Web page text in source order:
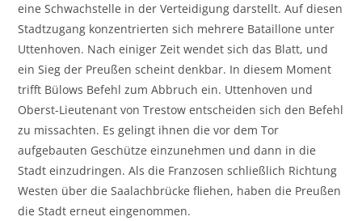
eine Schwachstelle in der Verteidigung darstellt. Auf diesen
Stadtzugang konzentrierten sich mehrere Bataillone unter
Uttenhoven. Nach einiger Zeit wendet sich das Blatt, und
ein Sieg der Preußen scheint denkbar. In diesem Moment
trifft Bülows Befehl zum Abbruch ein. Uttenhoven und
Oberst-Lieutenant von Trestow entscheiden sich den Befehl
zu missachten. Es gelingt ihnen die vor dem Tor
aufgebauten Geschütze einzunehmen und dann in die
Stadt einzudringen. Als die Franzosen schließlich Richtung
Westen über die Saalachbrücke fliehen, haben die Preußen
die Stadt erneut eingenommen.